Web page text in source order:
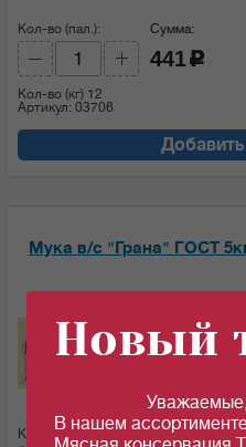
Кол-во (пал.):
Кол-во (кг) 12
Артикул: 03706
Сумма:
441 c
Мука в/с "Грана" ГОСТ
36.2 c
Кол-во (меш.): Сумма:
Новый
Уважаемые,
В нашем